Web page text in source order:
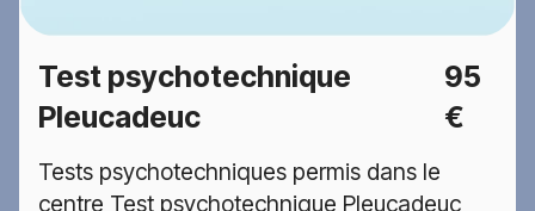
Test psychotechnique
Pleucadeuc
95
€
Tests psychotechniques permis dans le
centre Test psychotechnique Pleucadeuc